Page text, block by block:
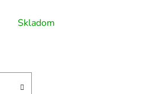
Skladom